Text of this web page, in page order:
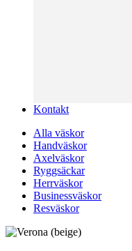
Kontakt
Alla väskor
Handväskor
Axelväskor
Ryggsäckar
Herrväskor
Businessväskor
Resväskor